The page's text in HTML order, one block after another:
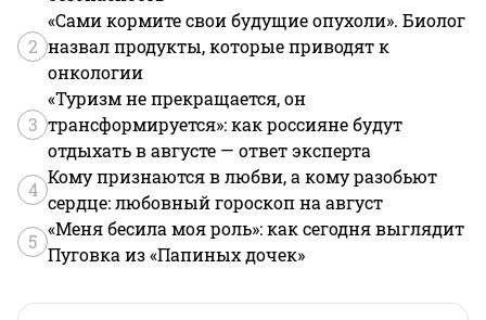
2
«Сами кормите свои будущие опухоли». Биолог
назвал продукты, которые приводят к
онкологии
3
«Туризм не прекращается, он
трансформируется»: как россияне будут
отдыхать в августе — ответ эксперта
4
Кому признаются в любви, а кому разобьют
сердце: любовный гороскоп на август
5
«Меня бесила моя роль»: как сегодня выглядит
Пуговка из «Папиных дочек»